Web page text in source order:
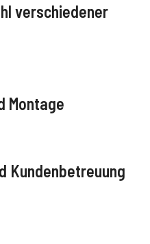
verschiedener
Montage
Kundenbetreuung